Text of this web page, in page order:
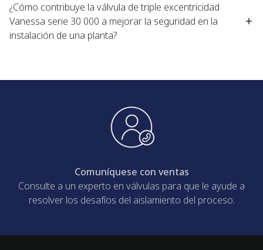
¿Cómo contribuye la válvula de triple excentricidad
Vanessa serie 30 000 a mejorar la seguridad en la
instalación de una planta?
Comuníquese con ventas
Consulte a un experto en válvulas para que le ayude a
resolver los desafíos del aislamiento del proceso.